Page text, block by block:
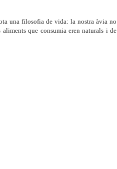
una filosofia de vida: la nostra àvia no
que consumia eren naturals i de